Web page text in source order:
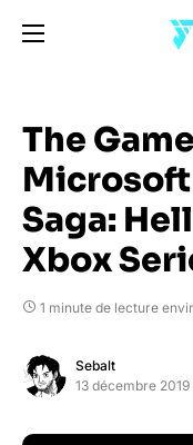
The
Microsoft
Saga:
Xbox
1 minute de lecture
Sebalt
13 décembre 2019